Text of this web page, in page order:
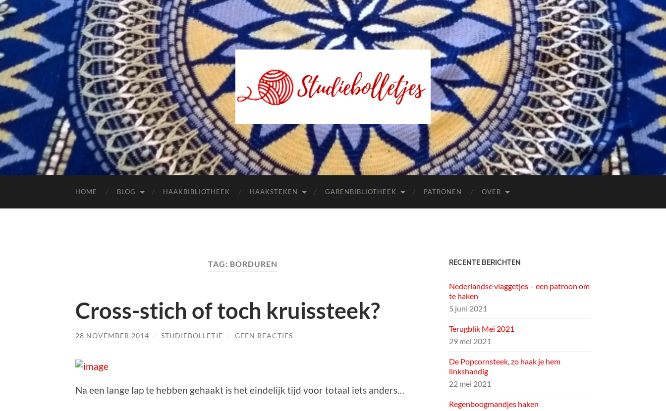
Studiebolletjes
HOME BLOG HAAKBIBLIOTHEEK HAAKSTEKEN GARENBIBLIOTHEEK PATRONEN OVER
TAG: BORDUREN
Cross-stich of toch kruissteek?
28 NOVEMBER 2014 / STUDIEBOLLETJE / GEEN REACTIES
Na een lange lap te hebben gehaakt is het eindelijk tijd voor totaal iets anders…
RECENTE BERICHTEN
Nederlandse vlaggetjes – een patroon om
te haken
5 juni 2021
Terugblik Mei 2021
29 mei 2021
De Popcornsteek, zo haak je hem
linkshandig
22 mei 2021
Regenboogmandjes haken